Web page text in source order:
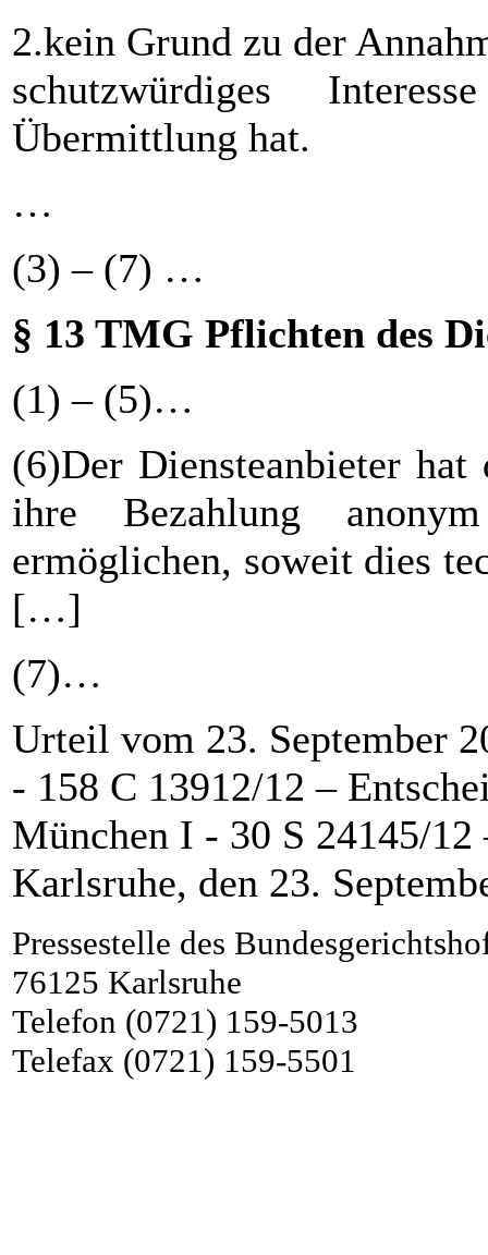
2.kein Grund zu der
schutzwürdiges
Übermittlung hat.
…
(3) – (7) …
§ 13 TMG Pflichten des
(1) – (5)…
(6)Der Diensteanbieter
ihre Bezahlung
ermöglichen, soweit dies
[…]
(7)…
Urteil vom 23. September
- 158 C 13912/12 –
München I - 30 S 24145/
Karlsruhe, den 23.
Pressestelle des
76125 Karlsruhe
Telefon (0721) 159-5013
Telefax (0721) 159-5501